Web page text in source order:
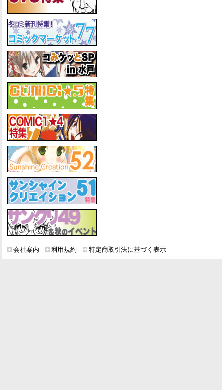
会社案内 利用規約 特定商取引法に基づく表示